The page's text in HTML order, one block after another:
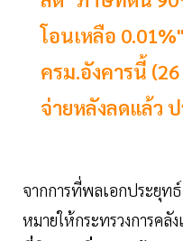
โอนเหลือ
ครม.อังคารนี้
จ่ายหลังลดแล้ว
จากการที่พลเอกประยุท
หมายให้กระทรวงการคลั